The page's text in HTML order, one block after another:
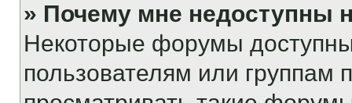
» Почему мне недоступны
Некоторые форумы
пользователям или группам